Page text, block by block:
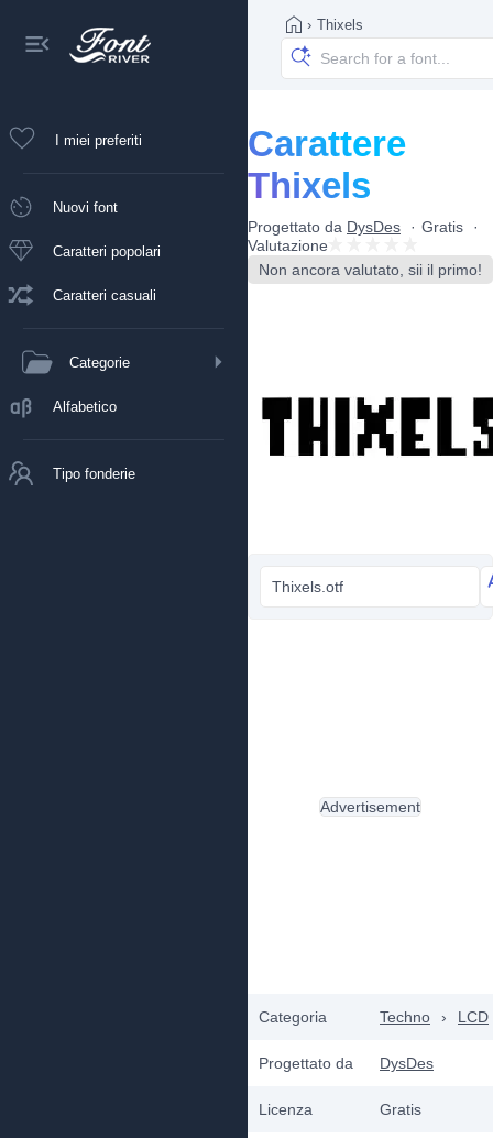
I miei preferiti
Nuovi font
Caratteri popolari
Caratteri casuali
Categorie
Alfabetico
Tipo fonderie
› Thixels
Carattere
Thixels
Progettato da DysDes
Gratis
Valutazione
Non ancora valutato, sii il primo!
Thixels.otf
Categoria Techno › LCD
Progettato da DysDes
Licenza Gratis
Advertisement